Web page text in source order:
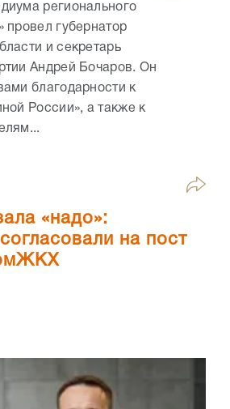
регионального
провел губернатор
и секретарь
Андрей Бочаров. Он
благодарности к
России», а также к
«надо»:
на пост